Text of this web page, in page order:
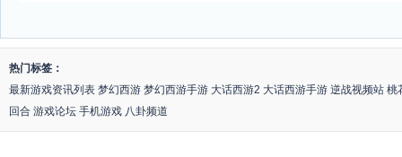
热门标签：
最新游戏资讯列表 梦幻西游 梦幻西游手游 大话西游2 大话西游手游 逆战视频站 桃
回合 游戏论坛 手机游戏 八卦频道